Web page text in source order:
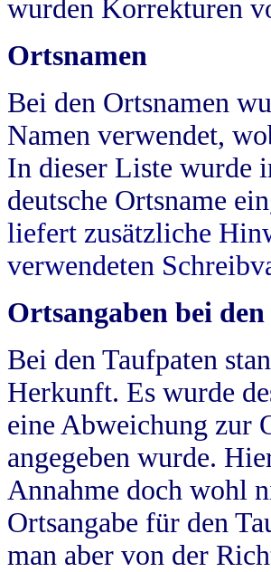
wurden Korrekturen
Ortsnamen
Bei den Ortsnamen
Namen verwendet,
In dieser Liste wurde
deutsche Ortsname
liefert zusätzliche
verwendeten
Ortsangaben bei
Bei den Taufpaten
Herkunft. Es wurde
eine Abweichung zur
angegeben wurde.
Annahme doch wohl
Ortsangabe für den
man aber von der